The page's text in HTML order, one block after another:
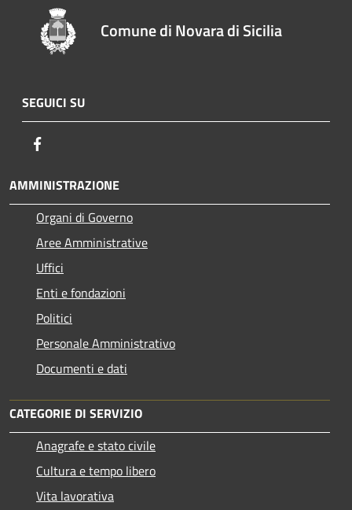
Comune di Novara di Sicilia
SEGUICI SU
AMMINISTRAZIONE
Organi di Governo
Aree Amministrative
Uffici
Enti e fondazioni
Politici
Personale Amministrativo
Documenti e dati
CATEGORIE DI SERVIZIO
Anagrafe e stato civile
Cultura e tempo libero
Vita lavorativa